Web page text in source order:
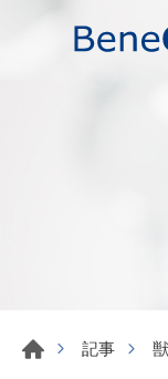
記事